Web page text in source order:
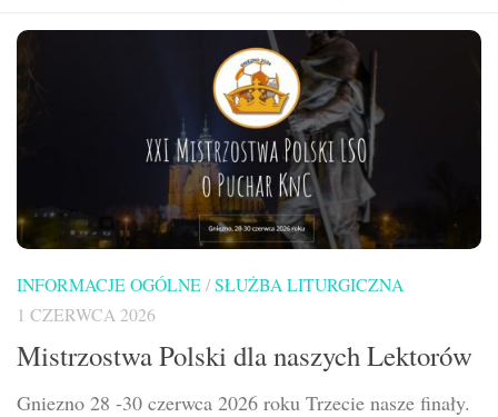
INFORMACJE OGÓLNE/SŁUŻBA LITURGICZNA
1 CZERWCA 2026
Mistrzostwa Polski dla naszych Lektorów
Gniezno 28 -30 czerwca 2026 roku Trzecie nasze finały.